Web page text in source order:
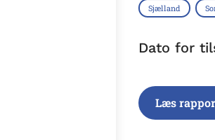
Sjælland
Dato for
Læs